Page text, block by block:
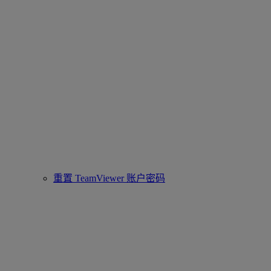
重置 TeamViewer 账户密码